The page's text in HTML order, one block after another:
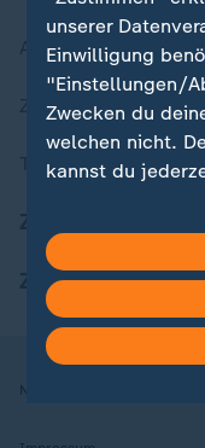
Aktuelle Sendungs-
ZDFheute Stories
Themen im
ZDFheute Apps
Nutzungsbedingungen
unserer
Einwilligung
"Einstellungen/
Zwecken du
welchen nicht.
kannst du
Hier findest du
Weitere